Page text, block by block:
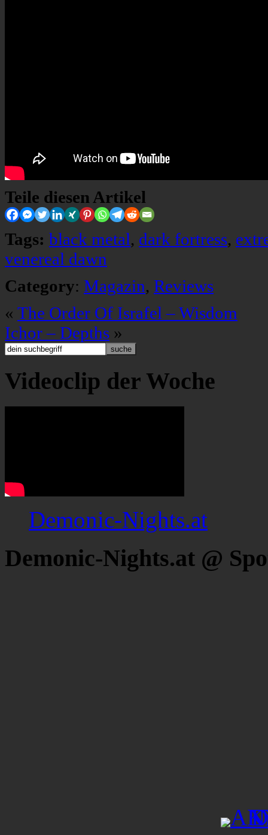
Teile diesen Artikel
Tags: black metal, dark fortress,
venereal dawn
Category: Magazin, Reviews
« The Order Of Israfel – Wisdom
Ichor – Depths »
Videoclip der Woche
Demonic-Nights.at
Demonic-Nights.at @